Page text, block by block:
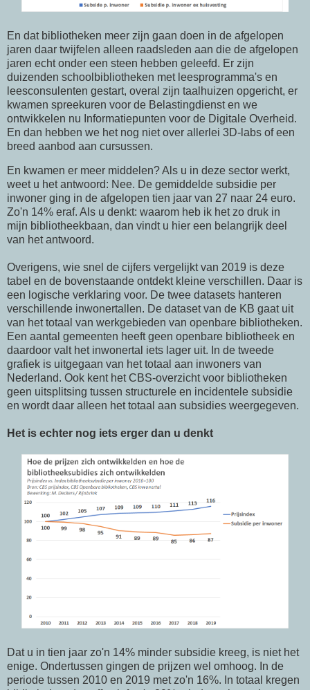
En dat bibliotheken meer zijn gaan doen in de afgelopen
jaren daar twijfelen alleen raadsleden aan die de afgelopen
jaren echt onder een steen hebben geleefd. Er zijn
duizenden schoolbibliotheken met leesprogramma's en
leesconsulenten gestart, overal zijn taalhuizen opgericht, er
kwamen spreekuren voor de Belastingdienst en we
ontwikkelen nu Informatiepunten voor de Digitale Overheid.
En dan hebben we het nog niet over allerlei 3D-labs of een
breed aanbod aan cursussen.
En kwamen er meer middelen? Als u in deze sector werkt,
weet u het antwoord: Nee. De gemiddelde subsidie per
inwoner ging in de afgelopen tien jaar van 27 naar 24 euro.
Zo'n 14% eraf. Als u denkt: waarom heb ik het zo druk in
mijn bibliotheekbaan, dan vindt u hier een belangrijk deel
van het antwoord.
Overigens, wie snel de cijfers vergelijkt van 2019 is deze
tabel en de bovenstaande ontdekt kleine verschillen. Daar is
een logische verklaring voor. De twee datasets hanteren
verschillende inwonertallen. De dataset van de KB gaat uit
van het totaal van werkgebieden van openbare bibliotheken.
Een aantal gemeenten heeft geen openbare bibliotheek en
daardoor valt het inwonertal iets lager uit. In de tweede
grafiek is uitgegaan van het totaal aan inwoners van
Nederland. Ook kent het CBS-overzicht voor bibliotheken
geen uitsplitsing tussen structurele en incidentele subsidie
en wordt daar alleen het totaal aan subsidies weergegeven.
Het is echter nog iets erger dan u denkt
Dat u in tien jaar zo'n 14% minder subsidie kreeg, is niet het
enige. Ondertussen gingen de prijzen wel omhoog. In de
periode tussen 2010 en 2019 met zo'n 16%. In totaal kregen